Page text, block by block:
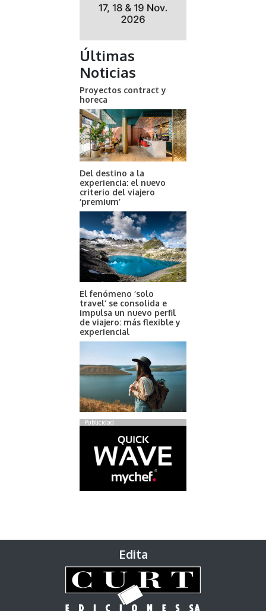
Últimas
Noticias
Proyectos contract y
horeca
Del destino a la
experiencia: el nuevo
criterio del viajero
‘premium’
El fenómeno ‘solo
travel’ se consolida e
impulsa un nuevo perfil
de viajero: más flexible y
experiencial
Publicidad
Edita